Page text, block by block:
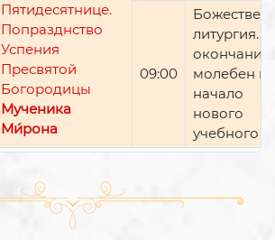
Пятидесятнице.
Попразднство
Успения
Пресвятой
Богородицы
Мученика
Ми́рона
09:00
литургия.
окончании
молебен
начало
нового
учебного